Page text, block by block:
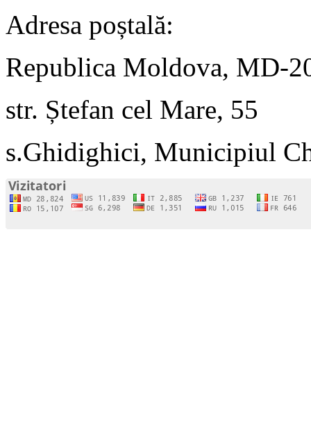
Adresa poștală:
Republica Moldova, MD-
str. Ștefan cel Mare, 55
s.Ghidighici, Municipiul